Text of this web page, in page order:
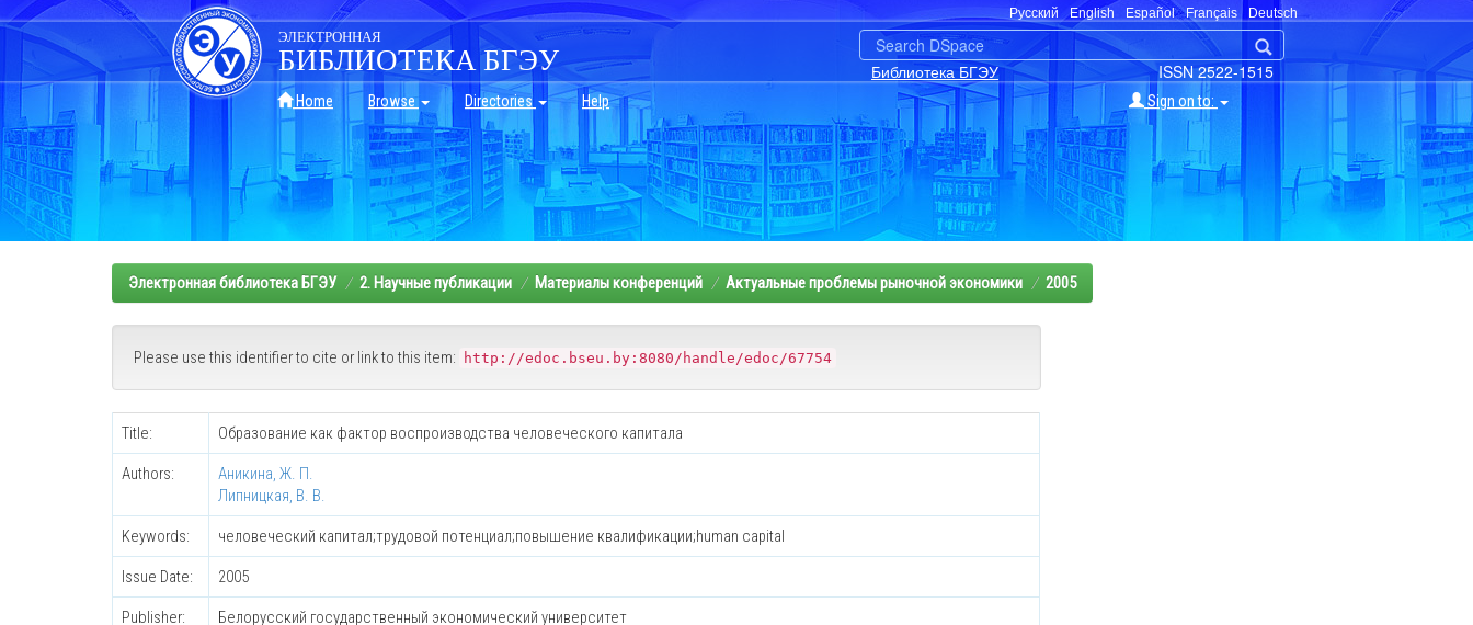
Skip
navigation
Русский English Español Français Deutsch
ISSN 2522-1515
Библиотека БГЭУ
ЭЛЕКТРОННАЯ
БИБЛИОТЕКА БГЭУ
Home Browse Directories Help Sign on to:
Электронная библиотека БГЭУ 2. Научные публикации Материалы конференций Актуальные проблемы рыночной экономики 2005
Please use this identifier to cite or link to this item: http://edoc.bseu.by:8080/handle/edoc/67754
Title: Образование как фактор воспроизводства человеческого капитала
Authors:
Аникина, Ж. П.
Липницкая, В. В.
Keywords: человеческий капитал;трудовой потенциал;повышение квалификации;human capital
Issue Date: 2005
Publisher: Белорусский государственный экономический университет